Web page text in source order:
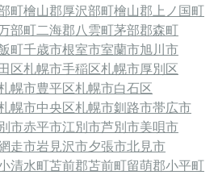
町檜山郡厚沢部町檜山郡上ノ国町
部町二海郡八雲町茅部郡森町
町千歳市根室市室蘭市旭川市
区札幌市手稲区札幌市厚別区
幌市豊平区札幌市白石区
幌市中央区札幌市釧路市帯広市
市赤平市江別市芦別市美唄市
走市岩見沢市夕張市北見市
清水町苫前郡苫前町留萌郡小平町